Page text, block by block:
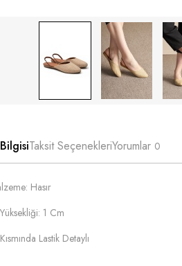
Taksit SeçenekleriYorumlar 0
Hasır
1 Cm
Lastik Detaylı